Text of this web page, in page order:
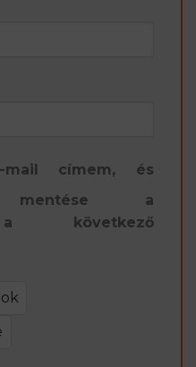
címem, és
mentése a
a következő